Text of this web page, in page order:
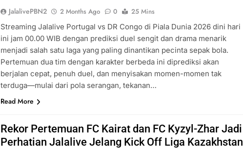
JalalivePBN2 2 Months Ago 0
25 Mins
Streaming Jalalive Portugal vs DR Congo di Piala Dunia 2026 dini hari
ini jam 00.00 WIB dengan prediksi duel sengit dan drama menarik
menjadi salah satu laga yang paling dinantikan pecinta sepak bola.
Pertemuan dua tim dengan karakter berbeda ini diprediksi akan
berjalan cepat, penuh duel, dan menyisakan momen-momen tak
terduga—mulai dari pola serangan, tekanan…
Read More
Rekor Pertemuan FC Kairat dan FC Kyzyl-Zhar Jadi
Perhatian Jalalive Jelang Kick Off Liga Kazakhstan